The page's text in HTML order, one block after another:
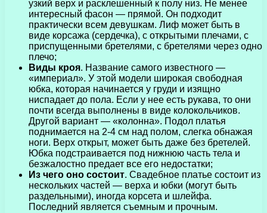
узкий верх и расклешенный к полу низ. Не менее
интересный фасон — прямой. Он подходит
практически всем девушкам. Лиф может быть в
виде корсажа (сердечка), с открытыми плечами, с
приспущенными бретелями, с бретелями через одно
плечо;
Виды кроя. Название самого известного —
«империал». У этой модели широкая свободная
юбка, которая начинается у груди и изящно
ниспадает до пола. Если у нее есть рукава, то они
почти всегда выполнены в виде колокольчиков.
Другой вариант — «колонна». Подол платья
поднимается на 2-4 см над полом, слегка обнажая
ноги. Верх открыт, может быть даже без бретелей.
Юбка подстраивается под нижнюю часть тела и
безжалостно предает все его недостатки;
Из чего оно состоит. Свадебное платье состоит из
нескольких частей — верха и юбки (могут быть
раздельными), иногда корсета и шлейфа.
Последний является съемным и прочным.